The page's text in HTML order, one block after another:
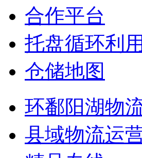
合作平台
托盘循环利用
仓储地图
环鄱阳湖物
县域物流运